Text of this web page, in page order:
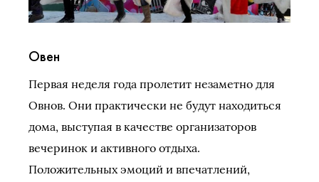
Овен
Первая неделя года пролетит незаметно для
Овнов. Они практически не будут находиться
дома, выступая в качестве организаторов
вечеринок и активного отдыха.
Положительных эмоций и впечатлений,